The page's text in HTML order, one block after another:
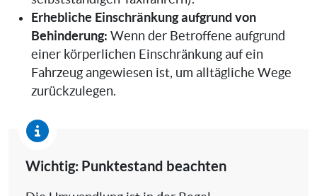
Erhebliche Einschränkung aufgrund von
Behinderung: Wenn der Betroffene aufgrund
einer körperlichen Einschränkung auf ein
Fahrzeug angewiesen ist, um alltägliche Wege
zurückzulegen.
Wichtig: Punktestand beachten